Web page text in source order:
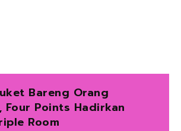
Bareng Orang
Four Points Hadirkan
Room